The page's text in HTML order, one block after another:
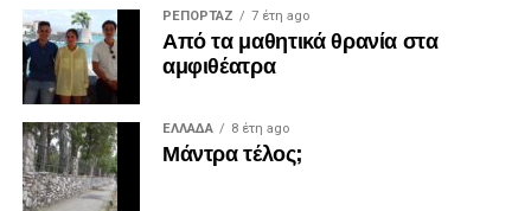
ΡΕΠΟΡΤΑΖ 7 έτη ago
Από τα μαθητικά θρανία στα
αμφιθέατρα
ΕΛΛΑΔΑ 8 έτη ago
Μάντρα τέλος;